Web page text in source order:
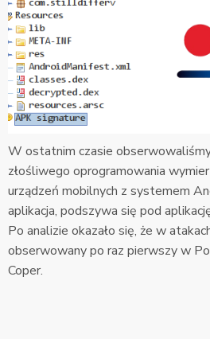
W ostatnim czasie
złośliwego oprogramowania
urządzeń mobilnych z systemem
aplikacja, podszywa się pod
Po analizie okazało się, że w
obserwowany po raz pierwszy w
Coper.